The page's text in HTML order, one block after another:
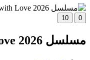
0
10
مسلسل Made with Love 2026 مترجم HD